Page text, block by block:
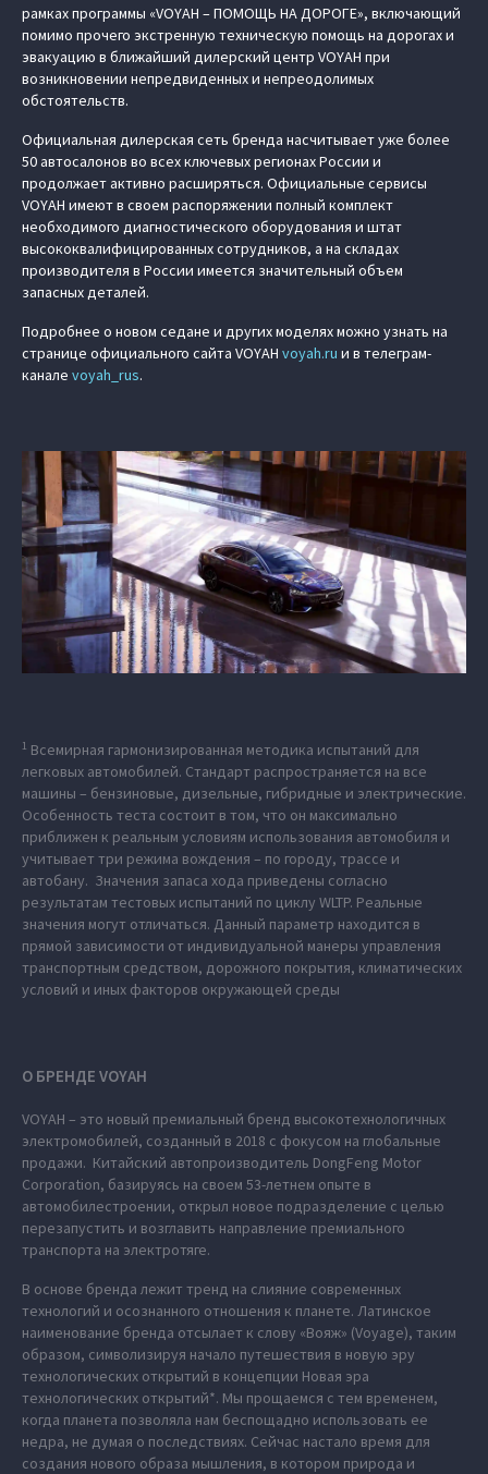
рамках программы «VOYAH – ПОМОЩЬ НА ДОРОГЕ», включающий
помимо прочего экстренную техническую помощь на дорогах и
эвакуацию в ближайший дилерский центр VOYAH при
возникновении непредвиденных и непреодолимых
обстоятельств.
Официальная дилерская сеть бренда насчитывает уже более
50 автосалонов во всех ключевых регионах России и
продолжает активно расширяться. Официальные сервисы
VOYAH имеют в своем распоряжении полный комплект
необходимого диагностического оборудования и штат
высококвалифицированных сотрудников, а на складах
производителя в России имеется значительный объем
запасных деталей.
Подробнее о новом седане и других моделях можно узнать на
странице официального сайта VOYAH voyah.ru и в телеграм-
канале voyah_rus.
1 Всемирная гармонизированная методика испытаний для
легковых автомобилей. Стандарт распространяется на все
машины – бензиновые, дизельные, гибридные и электрические.
Особенность теста состоит в том, что он максимально
приближен к реальным условиям использования автомобиля и
учитывает три режима вождения – по городу, трассе и
автобану. Значения запаса хода приведены согласно
результатам тестовых испытаний по циклу WLTP. Реальные
значения могут отличаться. Данный параметр находится в
прямой зависимости от индивидуальной манеры управления
транспортным средством, дорожного покрытия, климатических
условий и иных факторов окружающей среды
О БРЕНДЕ VOYAH
VOYAH – это новый премиальный бренд высокотехнологичных
электромобилей, созданный в 2018 с фокусом на глобальные
продажи. Китайский автопроизводитель DongFeng Motor
Corporation, базируясь на своем 53-летнем опыте в
автомобилестроении, открыл новое подразделение с целью
перезапустить и возглавить направление премиального
транспорта на электротяге.
В основе бренда лежит тренд на слияние современных
технологий и осознанного отношения к планете. Латинское
наименование бренда отсылает к слову «Вояж» (Voyage), таким
образом, символизируя начало путешествия в новую эру
технологических открытий в концепции Новая эра
технологических открытий*. Мы прощаемся с тем временем,
когда планета позволяла нам беспощадно использовать ее
недра, не думая о последствиях. Сейчас настало время для
создания нового образа мышления, в котором природа и